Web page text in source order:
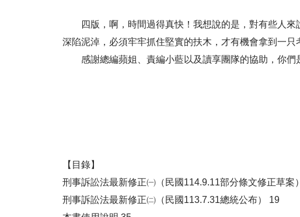
四版，啊，時間過得真快！我想說的是，對有些人來
深陷泥淖，必須牢牢抓住堅實的扶木，才有機會拿到一
感謝總編蘋姐、責編小藍以及讀享團隊的協助，你們
【目錄】
刑事訴訟法最新修正㈠（民國114.9.11部分條文修正草案
刑事訴訟法最新修正㈡（民國113.7.31總統公布） 19